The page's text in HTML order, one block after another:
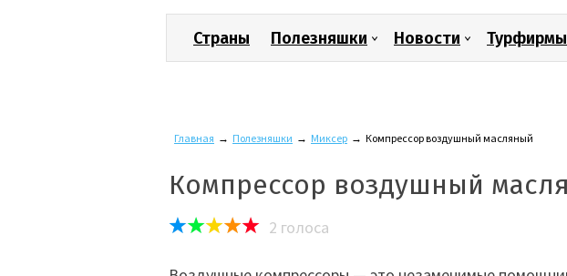
Страны Полезняшки Новости Турфирмы
Главная → Полезняшки → Миксер → Компрессор воздушный масляный
Компрессор воздушный
2 голоса